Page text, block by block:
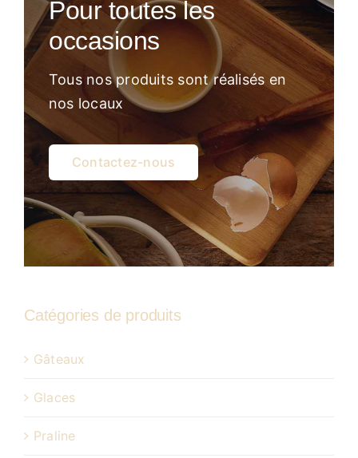
Atelier
Pour toutes les
occasions
Tous nos produits sont réalisés en
nos locaux
Contactez-nous
Catégories de produits
Gâteaux
Glaces
Praline